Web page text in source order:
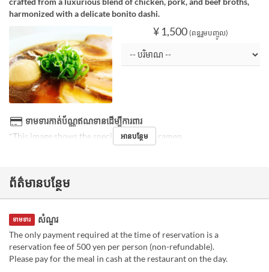
harmonized with a delicate bonito dashi.
¥ 1,500 (ពន្ធរួមបញ្ចូល)
ទាមទារកាត់ប័ណ្ណឥណទានដើម្បីការពារ
*This image shows the special soy sauce ramen.
អានបន្ថែម
ព័ត៌មានបន្ថែម
សំណួរ
ទាមទារ
The only payment required at the time of reservation is a
reservation fee of 500 yen per person (non-refundable).
Please pay for the meal in cash at the restaurant on the day.